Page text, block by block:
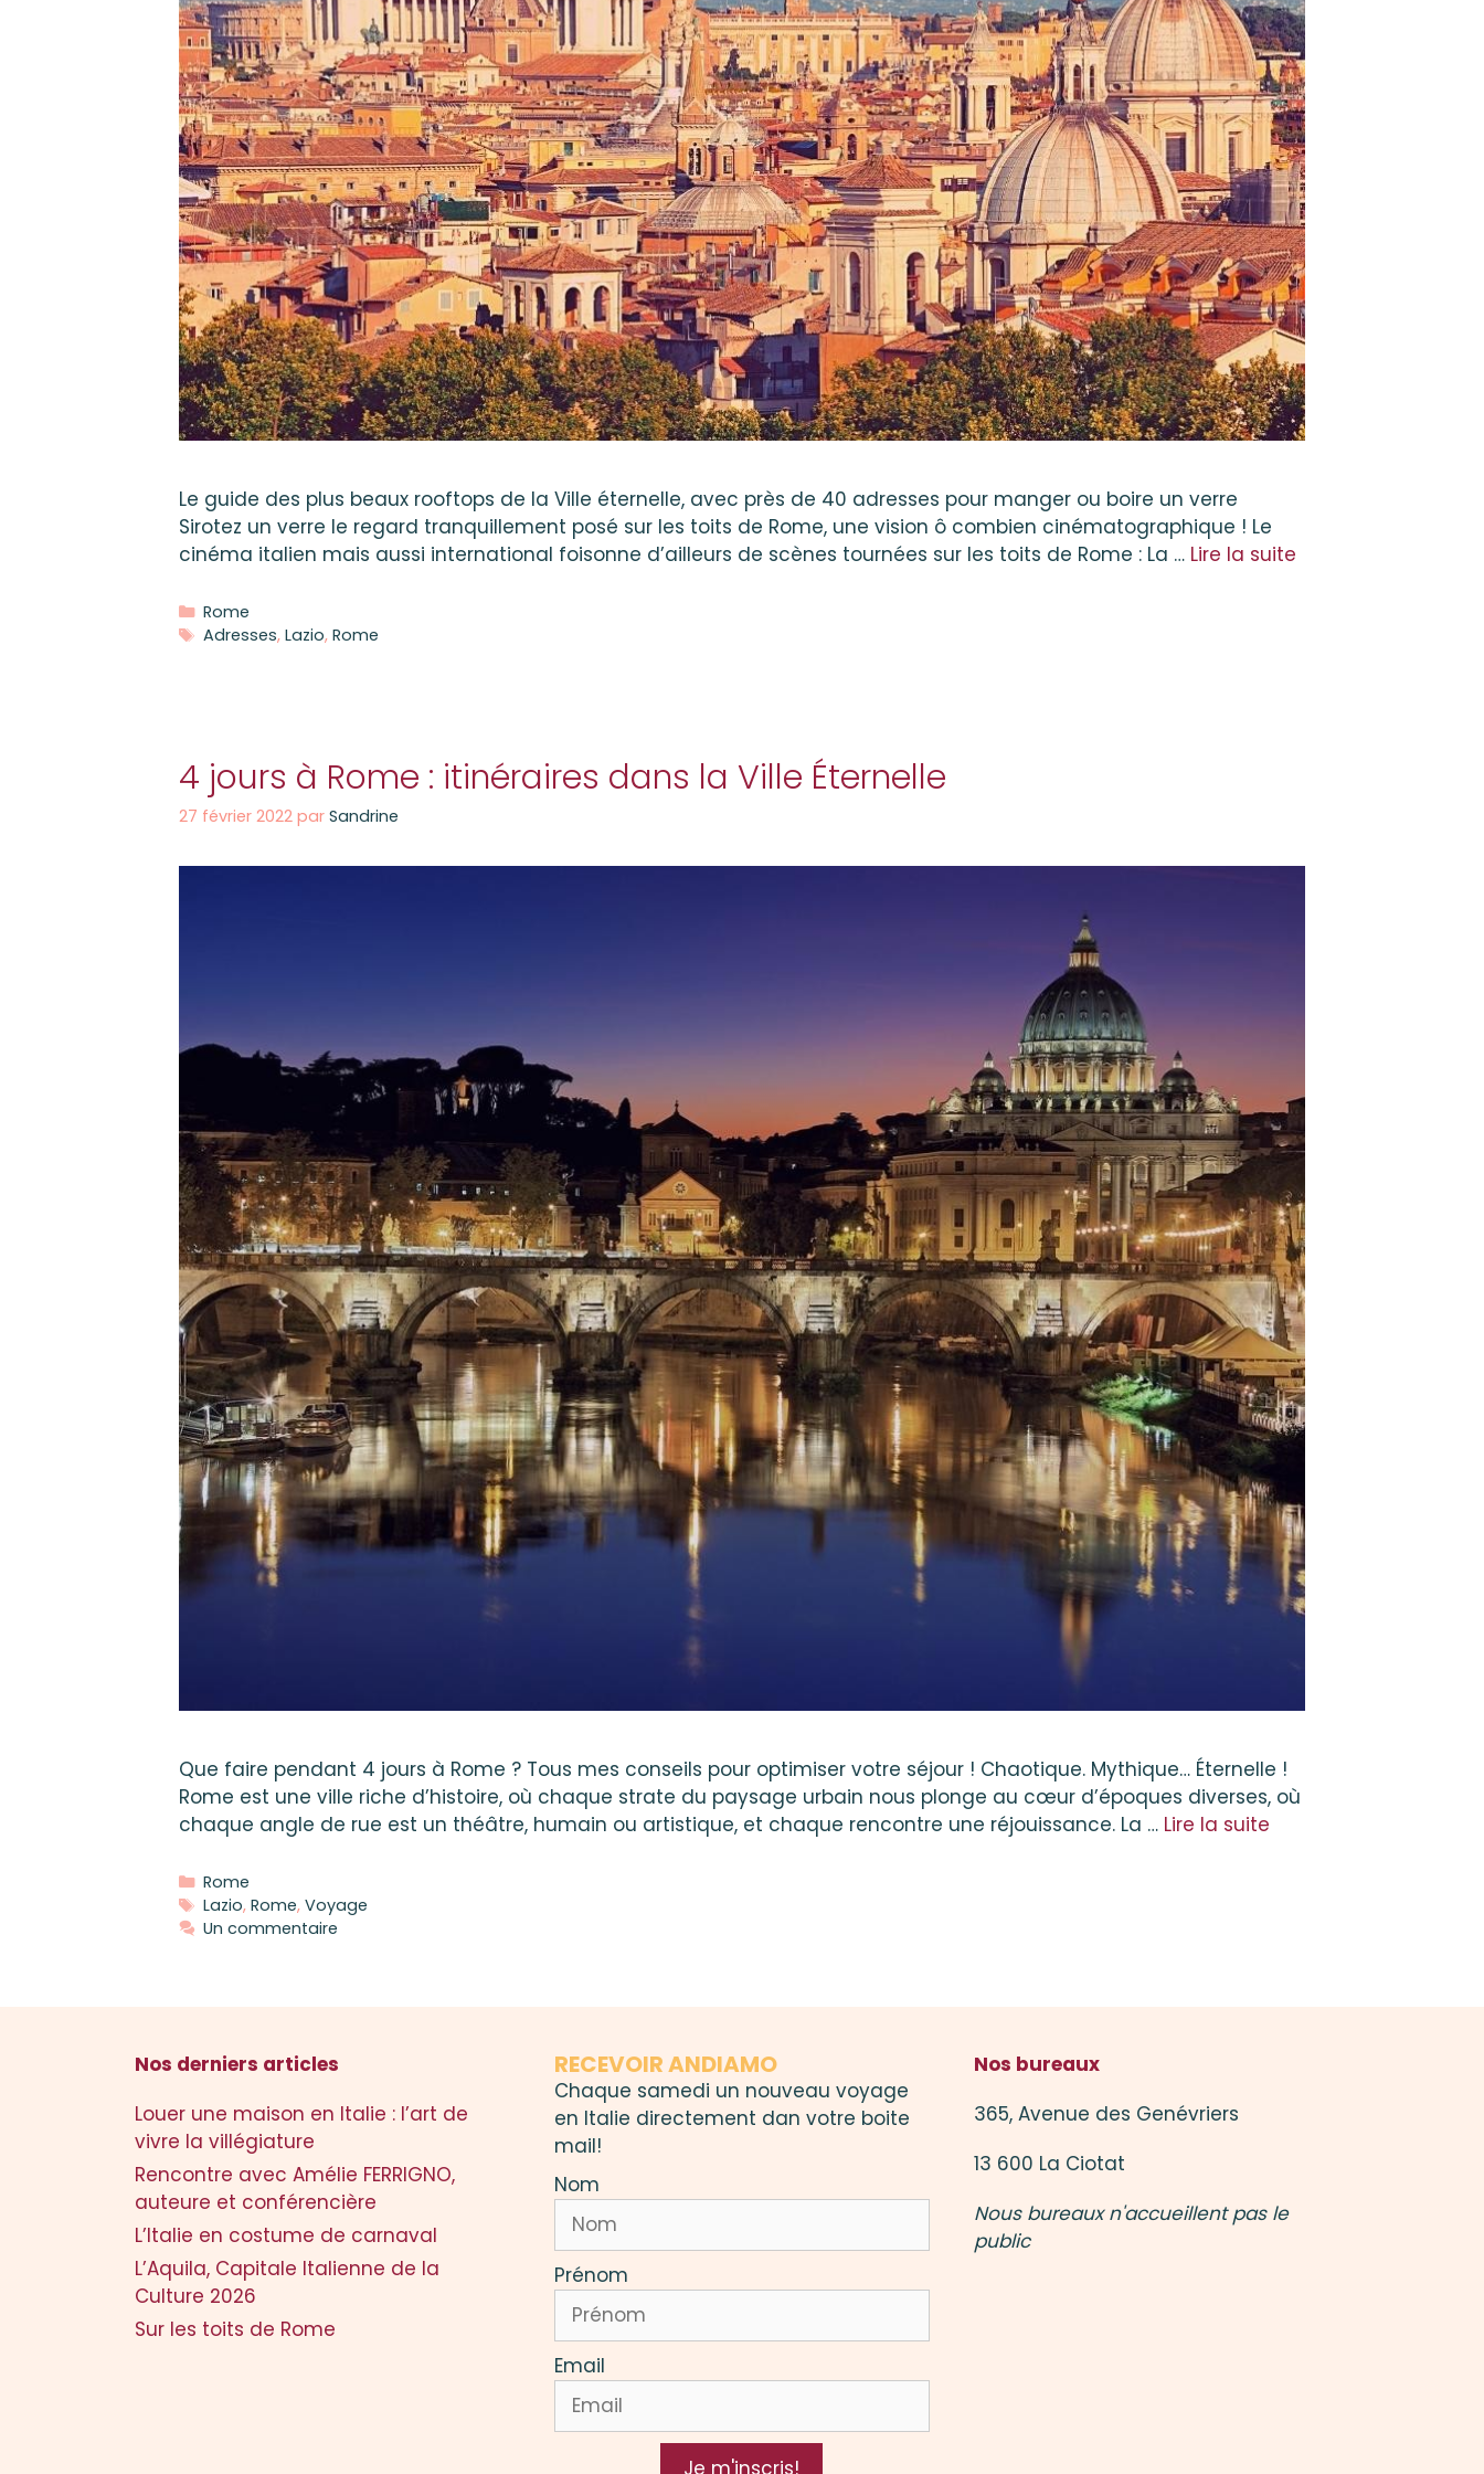
Le guide des plus beaux rooftops de la Ville éternelle, avec près de 40 adresses pour manger ou boire un verre
Sirotez un verre le regard tranquillement posé sur les toits de Rome, une vision ô combien cinématographique ! Le
cinéma italien mais aussi international foisonne d’ailleurs de scènes tournées sur les toits de Rome : La … Lire la suite
Catégories
Rome
Étiquettes
Adresses, Lazio, Rome
4 jours à Rome : itinéraires dans la Ville Éternelle
27 février 2022 par Sandrine
Que faire pendant 4 jours à Rome ? Tous mes conseils pour optimiser votre séjour ! Chaotique. Mythique… Éternelle !
Rome est une ville riche d’histoire, où chaque strate du paysage urbain nous plonge au cœur d’époques diverses, où
chaque angle de rue est un théâtre, humain ou artistique, et chaque rencontre une réjouissance. La … Lire la suite
Catégories
Rome
Étiquettes
Lazio, Rome, Voyage
Un commentaire
Nos derniers articles
Louer une maison en Italie : l’art de
vivre la villégiature
Rencontre avec Amélie FERRIGNO,
auteure et conférencière
L’Italie en costume de carnaval
L’Aquila, Capitale Italienne de la
Culture 2026
Sur les toits de Rome
RECEVOIR ANDIAMO
Chaque samedi un nouveau voyage
en Italie directement dan votre boite
mail!
Nom
Prénom
Email
Je m'inscris!
Nos bureaux
365, Avenue des Genévriers
13 600 La Ciotat
Nous bureaux n'accueillent pas le
public